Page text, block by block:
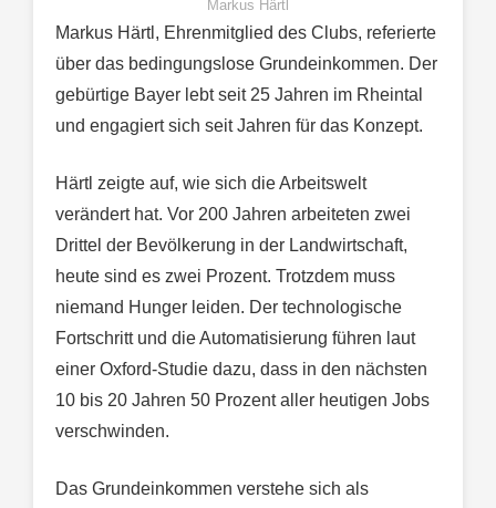
Markus Härtl
Markus Härtl, Ehrenmitglied des Clubs, referierte
über das bedingungslose Grundeinkommen. Der
gebürtige Bayer lebt seit 25 Jahren im Rheintal
und engagiert sich seit Jahren für das Konzept.
Härtl zeigte auf, wie sich die Arbeitswelt
verändert hat. Vor 200 Jahren arbeiteten zwei
Drittel der Bevölkerung in der Landwirtschaft,
heute sind es zwei Prozent. Trotzdem muss
niemand Hunger leiden. Der technologische
Fortschritt und die Automatisierung führen laut
einer Oxford-Studie dazu, dass in den nächsten
10 bis 20 Jahren 50 Prozent aller heutigen Jobs
verschwinden.
Das Grundeinkommen verstehe sich als